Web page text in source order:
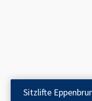
Sitzlifte